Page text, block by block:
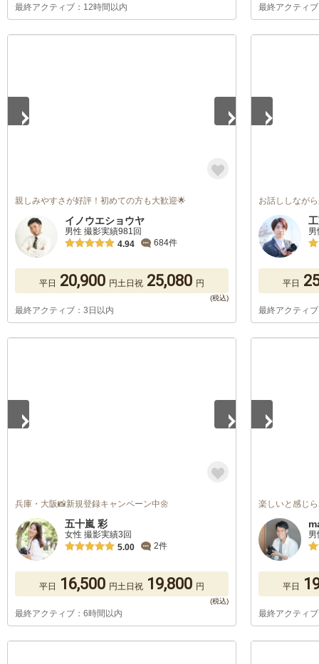
最終アクティブ：12時間以内 最終アクティ
親しみやすさが好評！初めての方も大歓迎🌟
イノウエショウヤ
男性 撮影実績981回
4.94
684件
平日 20,900 円土日祝 25,080 円
最終アクティブ：3日以内
お話ししなが
平日
最終アクティ
兵庫・大阪📸新規登録キャンペーン中🌼
五十嵐 彩
女性 撮影実績3回
5.00
2件
平日 16,500 円土日祝 19,800 円
最終アクティブ：6時間以内
楽しいと感じ
平日
最終アクティ